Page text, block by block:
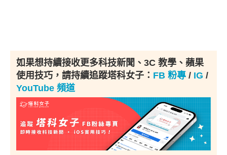
如果想持續接收更多科技新聞、3C 教學、蘋果
使用技巧，請持續追蹤塔科女子： FB 粉專 / IG /
YouTube 頻道